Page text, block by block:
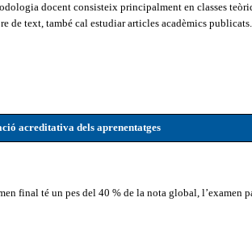
docent consisteix principalment en classes
de text, també cal estudiar articles acadèmics publicats.
acreditativa dels aprenentatges
final té un pes del 40 % de la nota global, l’examen